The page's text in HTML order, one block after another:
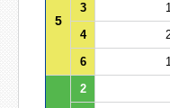
5
3
4
6
2